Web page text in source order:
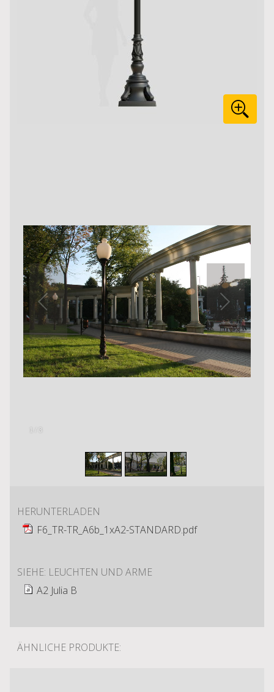
/ 3
HERUNTERLADEN
F6_TR-TR_A6b_1xA2-STANDARD.pdf
SIEHE: LEUCHTEN UND ARME
A2 Julia B
ÄHNLICHE PRODUKTE: